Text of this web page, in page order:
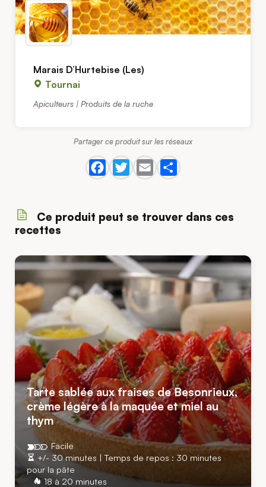
Marais D’Hurtebise (Les)
Tournai
Apiculteurs | Produits de la ruche
Partager ce produit sur les réseaux
Ce produit peut se trouver dans ces
recettes
Tarte sablée aux fraises de Besonrieux,
crème légère à la maquée et miel au
thym
+/- 30 minutes | Temps de repos : 30 minutes
pour la pâte
18 à 20 minutes
Facile